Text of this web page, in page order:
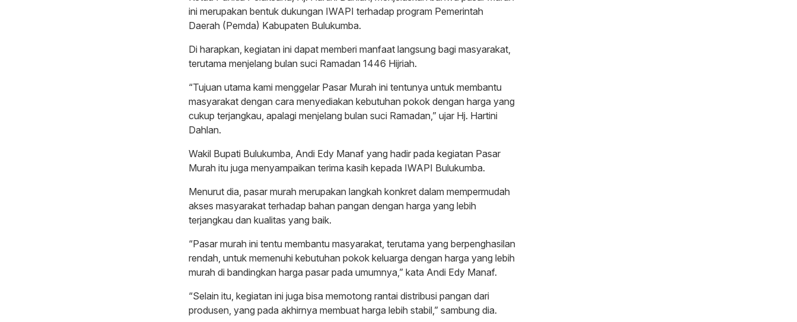
ini merupakan bentuk dukungan IWAPI terhadap program Pemerintah
Daerah (Pemda) Kabupaten Bulukumba.
Di harapkan, kegiatan ini dapat memberi manfaat langsung bagi masyarakat,
terutama menjelang bulan suci Ramadan 1446 Hijriah.
“Tujuan utama kami menggelar Pasar Murah ini tentunya untuk membantu
masyarakat dengan cara menyediakan kebutuhan pokok dengan harga yang
cukup terjangkau, apalagi menjelang bulan suci Ramadan,” ujar Hj. Hartini
Dahlan.
Wakil Bupati Bulukumba, Andi Edy Manaf yang hadir pada kegiatan Pasar
Murah itu juga menyampaikan terima kasih kepada IWAPI Bulukumba.
Menurut dia, pasar murah merupakan langkah konkret dalam mempermudah
akses masyarakat terhadap bahan pangan dengan harga yang lebih
terjangkau dan kualitas yang baik.
“Pasar murah ini tentu membantu masyarakat, terutama yang berpenghasilan
rendah, untuk memenuhi kebutuhan pokok keluarga dengan harga yang lebih
murah di bandingkan harga pasar pada umumnya,” kata Andi Edy Manaf.
“Selain itu, kegiatan ini juga bisa memotong rantai distribusi pangan dari
produsen, yang pada akhirnya membuat harga lebih stabil,” sambung dia.